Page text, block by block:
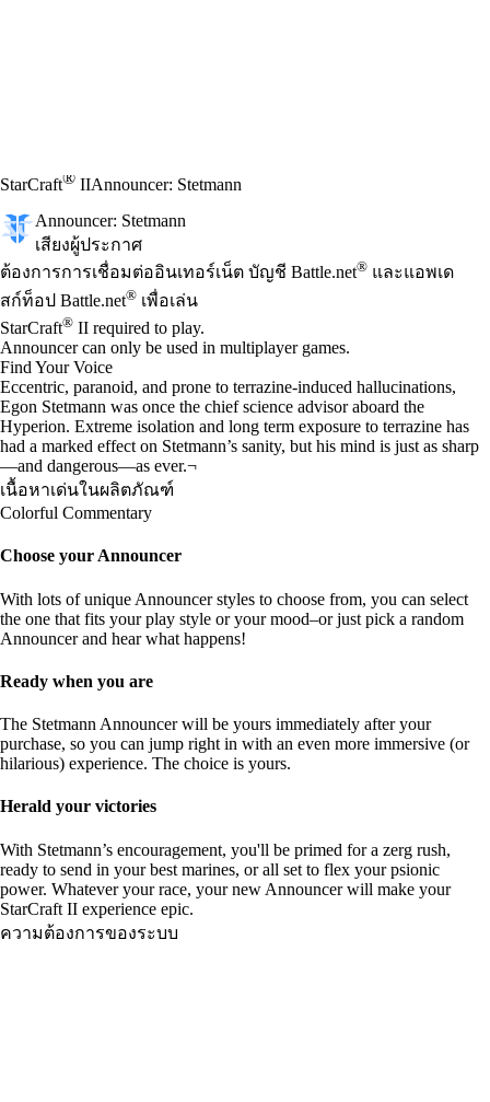
StarCraft® IIAnnouncer: Stetmann
Announcer: Stetmann
เสียงผู้ประกาศ
ราคา
Available actions
ต้องการการเชื่อมต่ออินเทอร์เน็ต บัญชี Battle.net® และแอพเด
สก์ท็อป Battle.net® เพื่อเล่น
StarCraft® II required to play.
Announcer can only be used in multiplayer games.
Find Your Voice
Eccentric, paranoid, and prone to terrazine-induced hallucinations,
Egon Stetmann was once the chief science advisor aboard the
Hyperion. Extreme isolation and long term exposure to terrazine has
had a marked effect on Stetmann’s sanity, but his mind is just as sharp
—and dangerous—as ever.¬
เนื้อหาเด่นในผลิตภัณฑ์
Colorful Commentary
Choose your Announcer
With lots of unique Announcer styles to choose from, you can select
the one that fits your play style or your mood–or just pick a random
Announcer and hear what happens!
Ready when you are
The Stetmann Announcer will be yours immediately after your
purchase, so you can jump right in with an even more immersive (or
hilarious) experience. The choice is yours.
Herald your victories
With Stetmann’s encouragement, you'll be primed for a zerg rush,
ready to send in your best marines, or all set to flex your psionic
power. Whatever your race, your new Announcer will make your
StarCraft II experience epic.
ความต้องการของระบบ